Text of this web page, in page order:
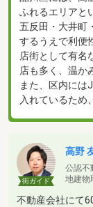
ふれるエリアと
五反田・大井町
するうえで利便
店街として有名
店も多く、温か
また、区内には
入れているため
街ガイド
高野
公認不
地建物
不動産会社にて